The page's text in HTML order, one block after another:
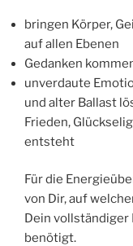
bringen Körper,
auf allen Ebenen
Gedanken
unverdaute
und alter Ballast
Frieden,
entsteht
Für die
von Dir, auf
Dein vollständiger
benötigt.